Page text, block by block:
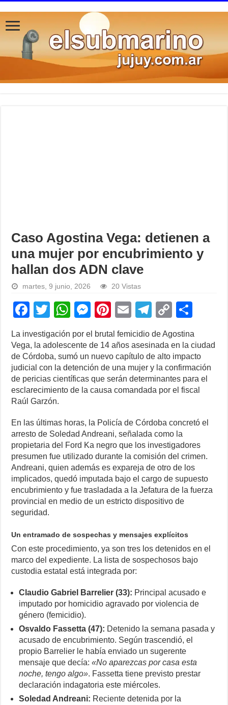
Caso Agostina Vega: detienen a
una mujer por encubrimiento y
hallan dos ADN clave
martes, 9 junio, 2026 20 Vistas
F
c
e
b
o
o
k
T
wi
tt
er
W
at
s
A
p
M
e
ss
e
n
g
Pi
nt
er
e
st
E
m
ail
T
el
e
gr
a
m
C
p
y
Li
n
ar
e
La investigación por el brutal femicidio de Agostina
Vega, la adolescente de 14 años asesinada en la ciudad
de Córdoba, sumó un nuevo capítulo de alto impacto
judicial con la detención de una mujer y la confirmación
de pericias científicas que serán determinantes para el
esclarecimiento de la causa comandada por el fiscal
Raúl Garzón.
En las últimas horas, la Policía de Córdoba concretó el
arresto de Soledad Andreani, señalada como la
propietaria del Ford Ka negro que los investigadores
presumen fue utilizado durante la comisión del crimen.
Andreani, quien además es expareja de otro de los
implicados, quedó imputada bajo el cargo de supuesto
encubrimiento y fue trasladada a la Jefatura de la fuerza
provincial en medio de un estricto dispositivo de
seguridad.
Un entramado de sospechas y mensajes explícitos
Con este procedimiento, ya son tres los detenidos en el
marco del expediente. La lista de sospechosos bajo
custodia estatal está integrada por:
Claudio Gabriel Barrelier (33): Principal acusado e
imputado por homicidio agravado por violencia de
género (femicidio).
Osvaldo Fassetta (47): Detenido la semana pasada y
acusado de encubrimiento. Según trascendió, el
propio Barrelier le había enviado un sugerente
mensaje que decía:«No aparezcas por casa esta
noche, tengo algo». Fassetta tiene previsto prestar
declaración indagatoria este miércoles.
Soledad Andreani: Reciente detenida por la